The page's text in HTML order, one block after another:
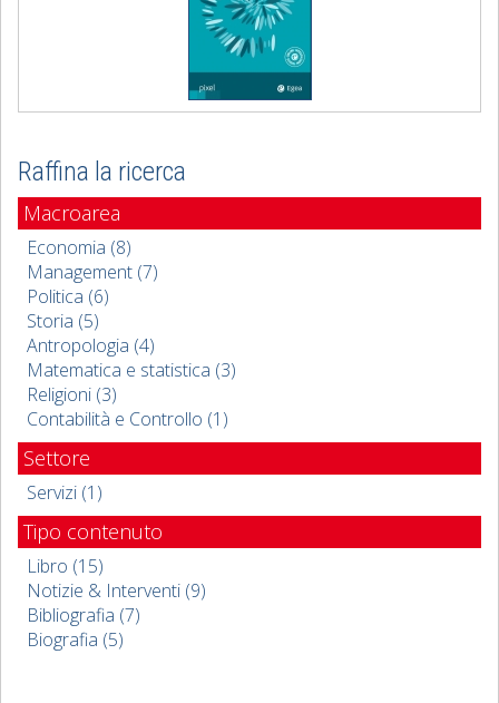
Raffina la ricerca
Macroarea
Economia (8)
Management (7)
Politica (6)
Storia (5)
Antropologia (4)
Matematica e statistica (3)
Religioni (3)
Contabilità e Controllo (1)
Settore
Servizi (1)
Tipo contenuto
Libro (15)
Notizie & Interventi (9)
Bibliografia (7)
Biografia (5)